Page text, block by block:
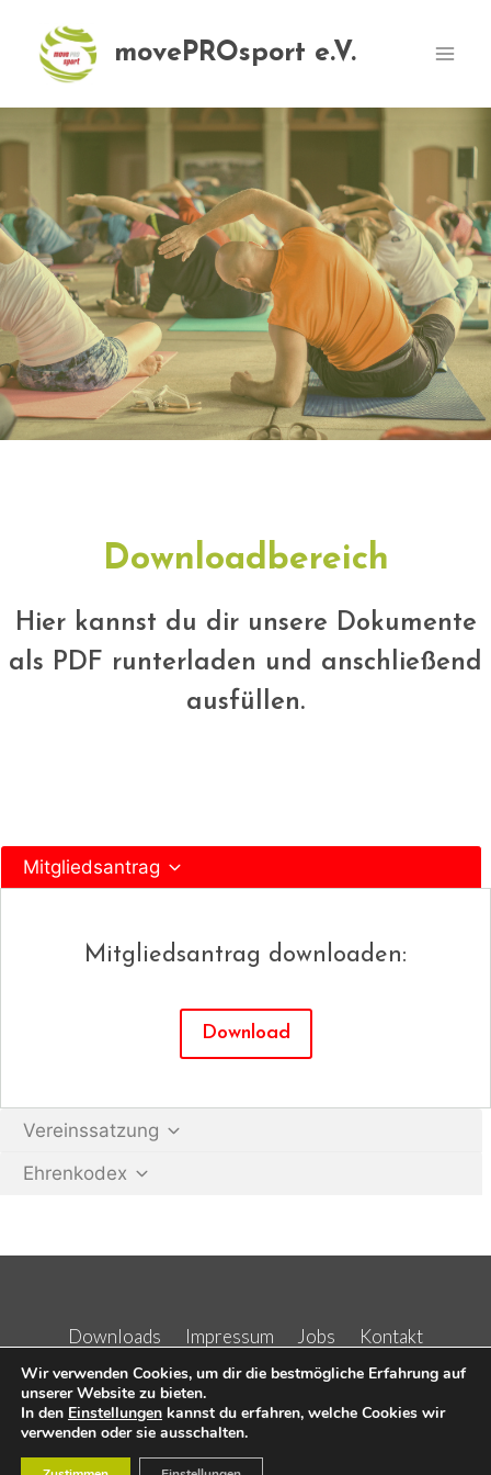
Inhalt
springen
movePROsport e.V.
Downloadbereich
Hier kannst du dir unsere Dokumente
als PDF runterladen und anschließend
ausfüllen.
Mitgliedsantrag
Mitgliedsantrag downloaden:
Download
Vereinssatzung
Ehrenkodex
Downloads Impressum Jobs
Kontakt
Kurse
Wir verwenden Cookies, um dir die bestmögliche Erfahrung auf
unserer Website zu bieten.
In den Einstellungen kannst du erfahren, welche Cookies wir
verwenden oder sie ausschalten.